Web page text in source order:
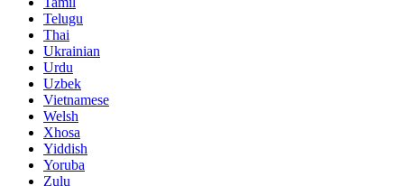
Telugu
Thai
Ukrainian
Urdu
Uzbek
Vietnamese
Welsh
Xhosa
Yiddish
Yoruba
Zulu